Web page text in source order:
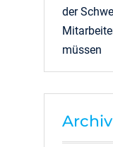
der
müssen
Archiv